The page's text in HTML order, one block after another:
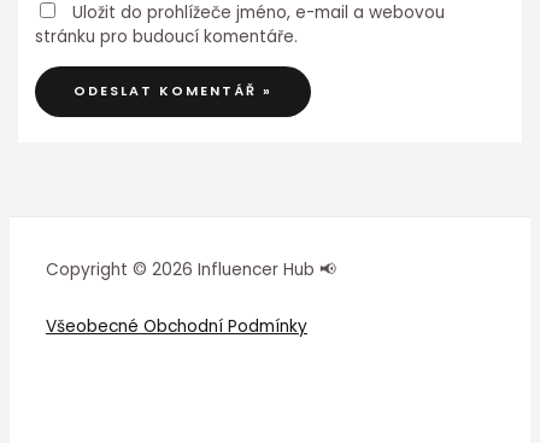
Uložit do prohlížeče jméno, e-mail a webovou
stránku pro budoucí komentáře.
Copyright © 2026 Influencer Hub 📢
Všeobecné Obchodní Podmínky